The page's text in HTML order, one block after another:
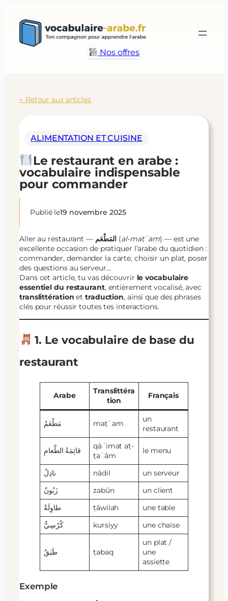
Nos offres
← Retour aux articles
ALIMENTATION ET CUISINE
Le restaurant en arabe :
vocabulaire indispensable
pour commander
Publié le19 novembre 2025
Aller au restaurant — المَطْعَم (al-maṭʿam) — est une
excellente occasion de pratiquer l’arabe du quotidien :
commander, demander la carte, choisir un plat, poser
des questions au serveur…
Dans cet article, tu vas découvrir le vocabulaire
essentiel du restaurant, entièrement vocalisé, avec
translittération ettraduction, ainsi que des phrases
clés pour réussir toutes tes interactions.
1. Le vocabulaire de base du
restaurant
Arabe
Translittéra
tion
Français
مَطْعَمٌ maṭʿam
un
restaurant
قائِمَةُ الطَّعامِ
qāʾimat aṭ-
ṭaʿām
le menu
نادِلٌ nādil
un serveur
زَبُونٌ
zabūn
un client
طاوِلَةٌ
ṭāwilah
une table
كُرْسِيٌّ
kursiyy une chaise
طَبَقٌ ṭabaq
un plat /
une
assiette
Exemple